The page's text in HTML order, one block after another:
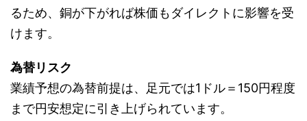
るため、銅が下がれば株価もダイレクトに影響を受
けます。
為替リスク
業績予想の為替前提は、足元では1ドル＝150円程度
まで円安想定に引き上げられています。